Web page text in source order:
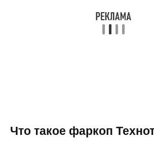
Что такое фаркоп